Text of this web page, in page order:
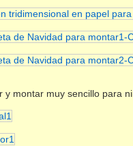
y montar muy sencillo para